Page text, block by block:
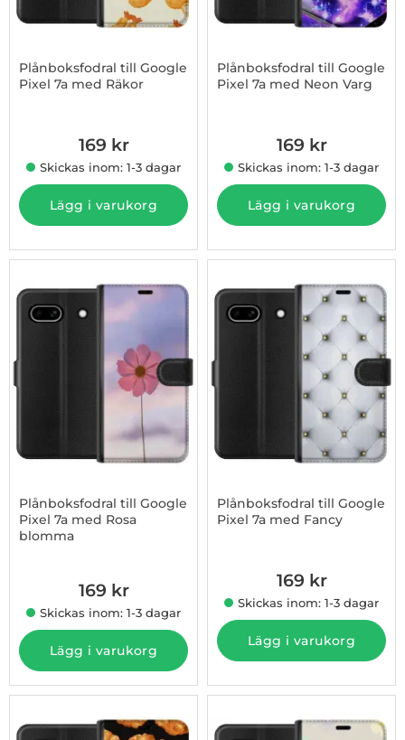
Plånboksfodral till Google
Pixel 7a med Räkor
169 kr
Skickas inom: 1-3 dagar
Lägg i varukorg
Plånboksfodral till Google
Pixel 7a med Neon Varg
169 kr
Skickas inom: 1-3 dagar
Lägg i varukorg
Plånboksfodral till Google
Pixel 7a med Rosa
blomma
169 kr
Skickas inom: 1-3 dagar
Lägg i varukorg
Plånboksfodral till Google
Pixel 7a med Fancy
169 kr
Skickas inom: 1-3 dagar
Lägg i varukorg